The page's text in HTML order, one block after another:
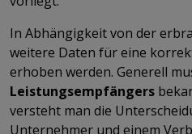
In Abhängigkeit von der
weitere Daten für eine
erhoben werden. Generell
Leistungsempfängers
versteht man die
Unternehmer und einem